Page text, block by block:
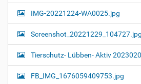
IMG-20221224-WA0025.jpg
Screenshot_20221229_104727.jpg
Tierschutz- Lübben- Aktiv
FB_IMG_1676059409753.jpg